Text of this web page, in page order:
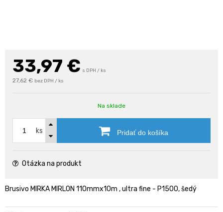
33,97 € s DPH / ks
27,62 € bez DPH / ks
Na sklade
ks Pridať do košíka
Otázka na produkt
Brusivo MIRKA MIRLON 110mmx10m , ultra fine - P1500, šedý